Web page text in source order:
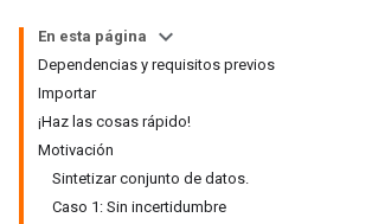
En esta página
Dependencias y requisitos previos
Importar
¡Haz las cosas rápido!
Motivación
Sintetizar conjunto de datos.
Caso 1: Sin incertidumbre